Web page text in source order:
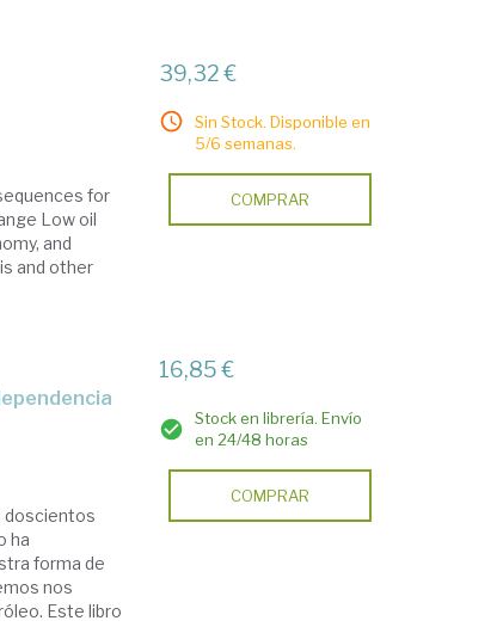
for
Low oil
and
and other
39,32 €
Sin Stock. Disponible en
5/6 semanas.
COMPRAR
doscientos
ha
forma de
nos
Este libro
16,85 €
Stock en librería. Envío
en 24/48 horas
COMPRAR